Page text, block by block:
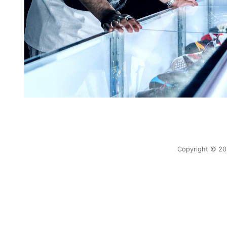
Copyright ©